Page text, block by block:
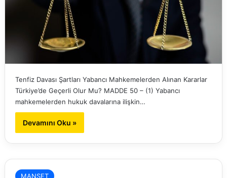
Tenfiz Davası Şartları Yabancı Mahkemelerden Alınan Kararlar
Türkiye’de Geçerli Olur Mu? MADDE 50 – (1) Yabancı
mahkemelerden hukuk davalarına ilişkin…
Devamını Oku »
MANŞET